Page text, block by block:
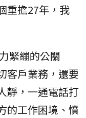
重擔27年，我
緊繃的公關
客戶業務，還要
靜，一通電話打
的工作困境、憤